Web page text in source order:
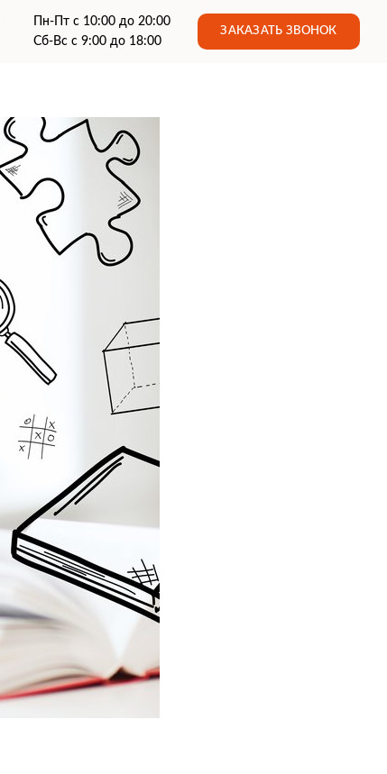
Пн-Пт с 10:00 до 20:00
Сб-Вс с 9:00 до 18:00
ЗАКАЗАТЬ ЗВОНОК